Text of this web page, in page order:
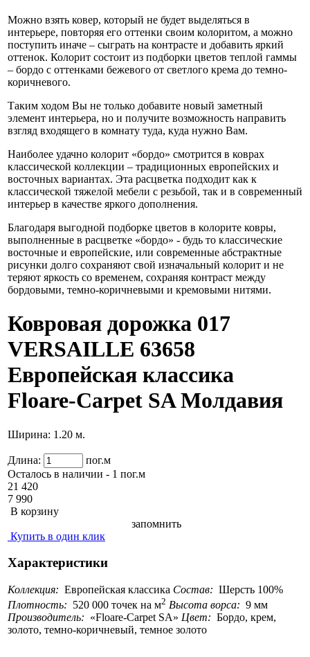
Можно взять ковер, который не будет выделяться в
интерьере, повторяя его оттенки своим колоритом, а можно
поступить иначе – сыграть на контрасте и добавить яркий
оттенок. Колорит состоит из подборки цветов теплой гаммы
– бордо с оттенками бежевого от светлого крема до темно-
коричневого.
Таким ходом Вы не только добавите новый заметный
элемент интерьера, но и получите возможность направить
взгляд входящего в комнату туда, куда нужно Вам.
Наиболее удачно колорит «бордо» смотрится в коврах
классической коллекции – традиционных европейских и
восточных вариантах. Эта расцветка подходит как к
классической тяжелой мебели с резьбой, так и в современный
интерьер в качестве яркого дополнения.
Благодаря выгодной подборке цветов в колорите ковры,
выполненные в расцветке «бордо» - будь то классические
восточные и европейские, или современные абстрактные
рисунки долго сохраняют свой изначальный колорит и не
теряют яркость со временем, сохраняя контраст между
бордовыми, темно-коричневыми и кремовыми нитями.
Ковровая дорожка 017
VERSAILLE 63658
Европейская классика
Floare-Carpet SA Молдавия
Ширина: 1.20 м.
Длина:
пог.м
Осталось в наличии - 1 пог.м
21 420
7 990
В корзину
запомнить
Купить в один клик
Характеристики
Коллекция: Европейская классика Состав: Шерсть 100%
Плотность: 520 000 точек на м2 Высота ворса: 9 мм
Производитель:
Floare-Carpet SA Цвет: Бордо, крем,
золото, темно-коричневый, темное золото